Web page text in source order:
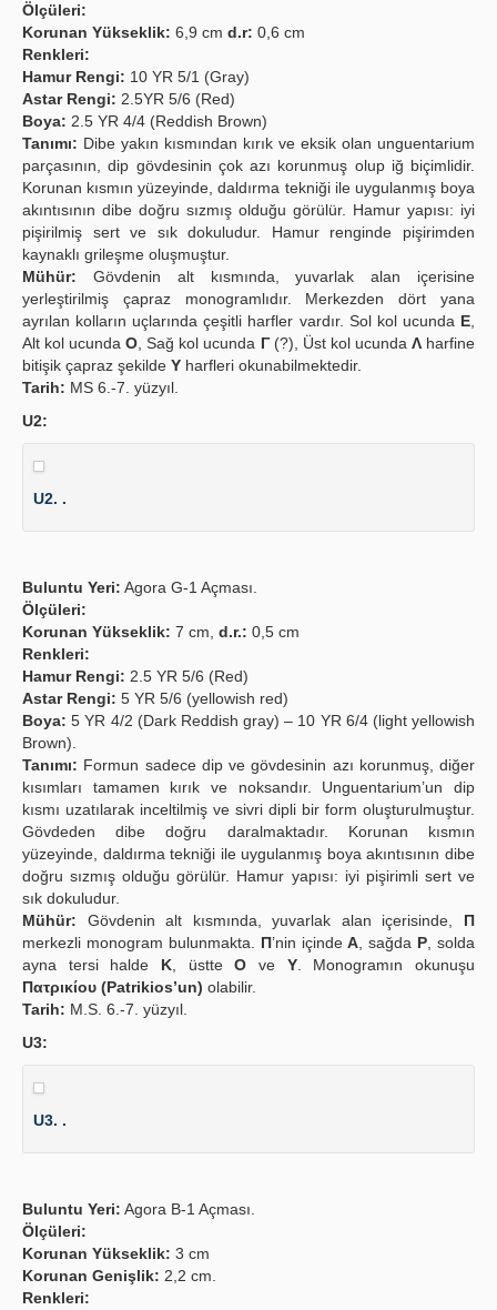
Ölçüleri:
Korunan Yükseklik: 6,9 cm d.r: 0,6 cm
Renkleri:
Hamur Rengi: 10 YR 5/1 (Gray)
Astar Rengi: 2.5YR 5/6 (Red)
Boya: 2.5 YR 4/4 (Reddish Brown)
Tanımı: Dibe yakın kısmından kırık ve eksik olan unguentarium
parçasının, dip gövdesinin çok azı korunmuş olup iğ biçimlidir.
Korunan kısmın yüzeyinde, daldırma tekniği ile uygulanmış boya
akıntısının dibe doğru sızmış olduğu görülür. Hamur yapısı: iyi
pişirilmiş sert ve sık dokuludur. Hamur renginde pişirimden
kaynaklı grileşme oluşmuştur.
Mühür: Gövdenin alt kısmında, yuvarlak alan içerisine
yerleştirilmiş çapraz monogramlıdır. Merkezden dört yana
ayrılan kolların uçlarında çeşitli harfler vardır. Sol kol ucunda E
Alt kol ucundaO , Sağ kol ucunda Γ(?), Üst kol ucunda Λharfine
bitişik çapraz şekilde Y harfleri okunabilmektedir.
Tarih: MS 6.-7. yüzyıl.
U2:
U2. .
Buluntu Yeri: Agora G-1 Açması.
Ölçüleri:
Korunan Yükseklik: 7 cm, d.r.: 0,5 cm
Renkleri:
Hamur Rengi: 2.5 YR 5/6 (Red)
Astar Rengi: 5 YR 5/6 (yellowish red)
Boya: 5 YR 4/2 (Dark Reddish gray) – 10 YR 6/4 (light yellowish
Brown).
Tanımı: Formun sadece dip ve gövdesinin azı korunmuş, diğer
kısımları tamamen kırık ve noksandır. Unguentarium’un dip
kısmı uzatılarak inceltilmiş ve sivri dipli bir form oluşturulmuştur.
Gövdeden dibe doğru daralmaktadır. Korunan kısmın
yüzeyinde, daldırma tekniği ile uygulanmış boya akıntısının dibe
doğru sızmış olduğu görülür. Hamur yapısı: iyi pişirimli sert ve
sık dokuludur.
Mühür: Gövdenin alt kısmında, yuvarlak alan içerisinde, Π
merkezli monogram bulunmakta. Π’nin içindeA , sağda P , solda
ayna tersi halde K , üstteO ve Y. Monogramın okunuşu
Πατρικίου (Patrikios’un) olabilir.
Tarih: M.S. 6.-7. yüzyıl.
U3:
U3. .
Buluntu Yeri: Agora B-1 Açması.
Ölçüleri:
Korunan Yükseklik: 3 cm
Korunan Genişlik: 2,2 cm.
Renkleri: